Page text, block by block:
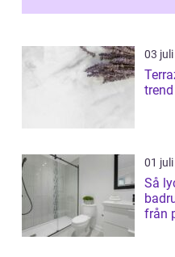
03
trend
01
Så
från